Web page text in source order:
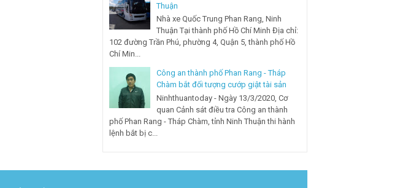
Thuận
Nhà xe Quốc Trung Phan Rang, Ninh
Thuận Tại thành phố Hồ Chí Minh Địa chỉ:
102 đường Trần Phú, phường 4, Quận 5, thành phố Hồ
Chí Min...
Công an thành phố Phan Rang - Tháp
Chàm bắt đối tượng cướp giật tài sản
Ninhthuantoday - Ngày 13/3/2020, Cơ
quan Cảnh sát điều tra Công an thành
phố Phan Rang - Tháp Chàm, tỉnh Ninh Thuận thi hành
lệnh bắt bị c...